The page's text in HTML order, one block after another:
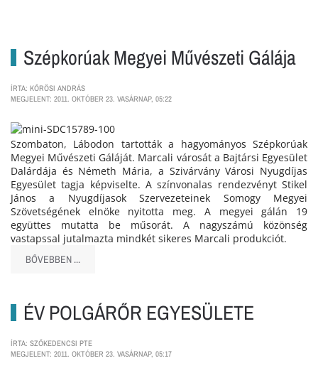
Szépkorúak Megyei Művészeti Gálája
ÍRTA: KŐRÖSI ANDRÁS
MEGJELENT: 2011. OKTÓBER 23. VASÁRNAP, 05:22
Szombaton, Lábodon tartották a hagyományos Szépkorúak
Megyei Művészeti Gáláját. Marcali városát a Bajtársi Egyesület
Dalárdája és Németh Mária, a Szivárvány Városi Nyugdíjas
Egyesület tagja képviselte. A színvonalas rendezvényt Stikel
János a Nyugdíjasok Szervezeteinek Somogy Megyei
Szövetségének elnöke nyitotta meg. A megyei gálán 19
együttes mutatta be műsorát. A nagyszámú közönség
vastapssal jutalmazta mindkét sikeres Marcali produkciót.
BŐVEBBEN ...
ÉV POLGÁRŐR EGYESÜLETE
ÍRTA: SZŐKEDENCSI PTE
MEGJELENT: 2011. OKTÓBER 23. VASÁRNAP, 05:17